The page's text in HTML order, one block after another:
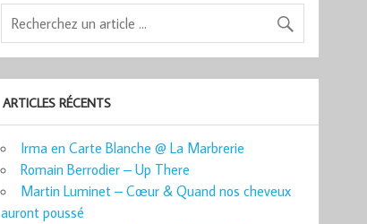
ARTICLES RÉCENTS
Irma en Carte Blanche @ La Marbrerie
Romain Berrodier – Up There
Martin Luminet – Cœur & Quand nos cheveux
auront poussé